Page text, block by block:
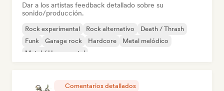
Dar a los artistas feedback detallado sobre su
sonido/producción.
Rock experimental Rock alternativo
Death / Thrash
Funk
Garage rock Hardcore
Metal melódico
Metal / Heavy metal
Comentarios detallados